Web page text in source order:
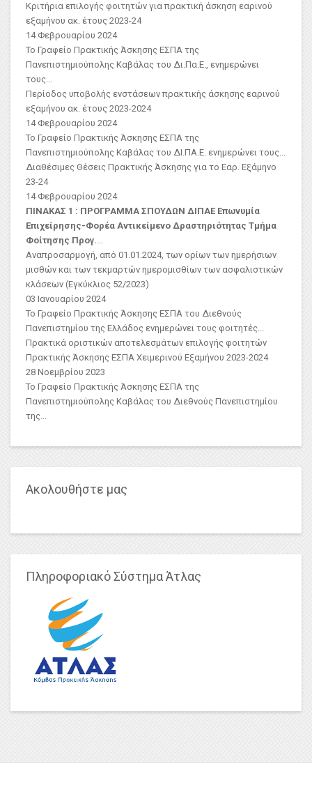
Κριτήρια επιλογής φοιτητών για πρακτική άσκηση εαρινού
εξαμήνου ακ. έτους 2023-24
14 Φεβρουαρίου 2024
Το Γραφείο Πρακτικής Άσκησης ΕΣΠΑ της
Πανεπιστημιούπολης Καβάλας του Δι.Πα.Ε., ενημερώνει
τους...
Περίοδος υποβολής ενστάσεων πρακτικής άσκησης εαρινού
εξαμήνου ακ. έτους 2023-2024
14 Φεβρουαρίου 2024
Το Γραφείο Πρακτικής Άσκησης ΕΣΠΑ της
Πανεπιστημιούπολης Καβάλας του ΔΙ.ΠΑ.Ε. ενημερώνει τους...
Διαθέσιμες Θέσεις Πρακτικής Άσκησης για το Εαρ. Εξάμηνο
23-24
14 Φεβρουαρίου 2024
ΠΙΝΑΚΑΣ 1 : ΠΡΟΓΡΑΜΜΑ ΣΠΟΥΔΩΝ ΔΙΠΑΕ Επωνυμία
Επιχείρησης-Φορέα Αντικείμενο Δραστηριότητας Τμήμα
Φοίτησης Προγ....
Αναπροσαρμογή, από 01.01.2024, των ορίων των ημερήσιων
μισθών και των τεκμαρτών ημερομισθίων των ασφαλιστικών
κλάσεων (Εγκύκλιος 52/2023)
03 Ιανουαρίου 2024
Το Γραφείο Πρακτικής Άσκησης ΕΣΠΑ του Διεθνούς
Πανεπιστημίου της Ελλάδος ενημερώνει τους φοιτητές...
Πρακτικά οριστικών αποτελεσμάτων επιλογής φοιτητών
Πρακτικής Άσκησης ΕΣΠΑ Χειμερινού Εξαμήνου 2023-2024
28 Νοεμβρίου 2023
Το Γραφείο Πρακτικής Άσκησης ΕΣΠΑ της
Πανεπιστημιούπολης Καβάλας του Διεθνούς Πανεπιστημίου
της...
Ακολουθήστε μας
Πληροφοριακό Σύστημα Άτλας